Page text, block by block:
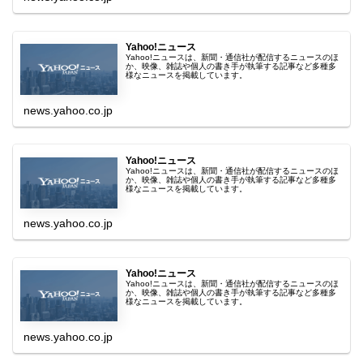
Yahoo!ニュース
Yahoo!ニュースは、新聞・通信社が配信するニュースのほ
か、映像、雑誌や個人の書き手が執筆する記事など多種多
様なニュースを掲載しています。
news.yahoo.co.jp
Yahoo!ニュース
Yahoo!ニュースは、新聞・通信社が配信するニュースのほ
か、映像、雑誌や個人の書き手が執筆する記事など多種多
様なニュースを掲載しています。
news.yahoo.co.jp
Yahoo!ニュース
Yahoo!ニュースは、新聞・通信社が配信するニュースのほ
か、映像、雑誌や個人の書き手が執筆する記事など多種多
様なニュースを掲載しています。
news.yahoo.co.jp